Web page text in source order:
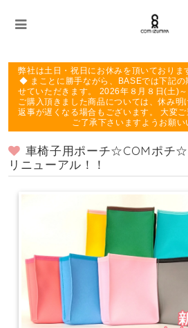
弊社は土日・祝日にお休みを頂いており
◆ まことに勝手ながら、BASEでは下記の
せていただきます。 2026年８月８日(土)
ご購入頂きました商品については、休み明
返事が遅くなる場合もございます。 大変ご
ご了承下さいますようお願い
車椅子用ポーチ☆COMポチ☆
リニューアル！！